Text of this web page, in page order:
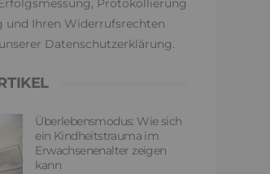
Protokollierung
und Ihren Widerrufsrechten
Datenschutzerklärung.
Überlebensmodus: Wie sich
ein Kindheitstrauma im
Erwachsenenalter zeigen
kann